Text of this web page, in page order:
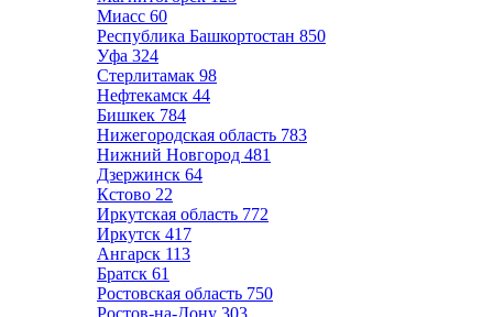
Миасс 60
Республика Башкортостан 850
Уфа 324
Стерлитамак 98
Нефтекамск 44
Бишкек 784
Нижегородская область 783
Нижний Новгород 481
Дзержинск 64
Кстово 22
Иркутская область 772
Иркутск 417
Ангарск 113
Братск 61
Ростовская область 750
Ростов-на-Дону 303